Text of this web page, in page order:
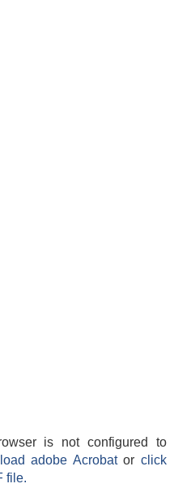
is not configured to
adobe Acrobatorclick
file.